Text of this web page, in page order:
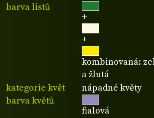
barva listů
+
+
kombinovaná:
a žlutá
kategorie květ
nápadné květy
barva květů
fialová